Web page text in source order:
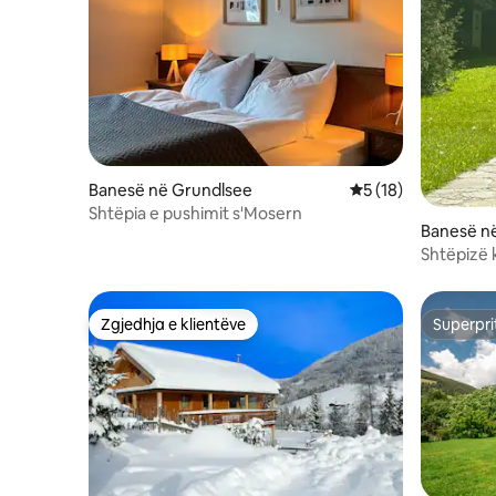
Banesë në Grundlsee Vlerësimi mesatar
5 (18)
Shtëpia e pushimit s'Mosern
Banesë
Shtëpizë
Zgjedhja e klientëve
Zgjedhja e klientëve